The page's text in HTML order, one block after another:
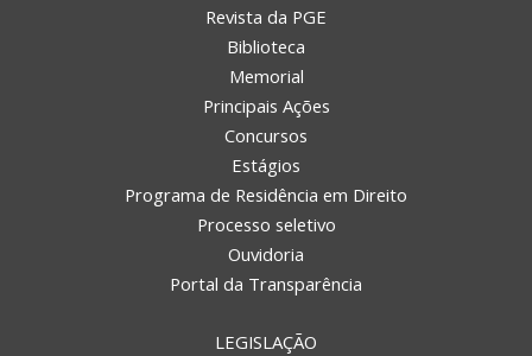
Revista da PGE
Biblioteca
Memorial
Principais Ações
Concursos
Estágios
Programa de Residência em Direito
Processo seletivo
Ouvidoria
Portal da Transparência
LEGISLAÇÃO